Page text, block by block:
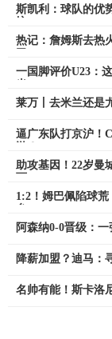
斯凯利：球队的优
热记：詹姆斯去热
一国脚评价U23：
莱万丨去米兰还是
逼广东队打京沪！
助攻基因！22岁曼
1:2！姆巴佩陷球
阿森纳0-0晋级：
降薪加盟？迪马：
名帅有能！斯卡洛